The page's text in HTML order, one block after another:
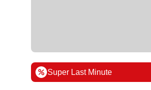
Super Last Minute